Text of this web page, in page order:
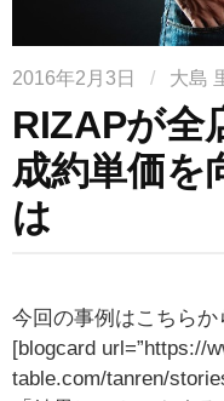
2016年2月3日 / 大島
RIZAPが全
成約単価を
は
今回の事例はこちらか
[blogcard url=”https://
table.com/tanren/